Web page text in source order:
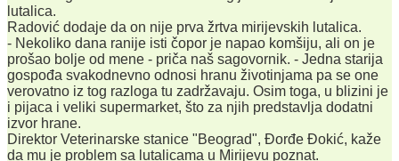
lutalica.
Radović dodaje da on nije prva žrtva mirijevskih lutalica.
- Nekoliko dana ranije isti čopor je napao komšiju, ali on je
prošao bolje od mene - priča naš sagovornik. - Jedna starija
gospođa svakodnevno odnosi hranu životinjama pa se one
verovatno iz tog razloga tu zadržavaju. Osim toga, u blizini je
i pijaca i veliki supermarket, što za njih predstavlja dodatni
izvor hrane.
Direktor Veterinarske stanice "Beograd", Đorđe Đokić, kaže
da mu je problem sa lutalicama u Mirijevu poznat.